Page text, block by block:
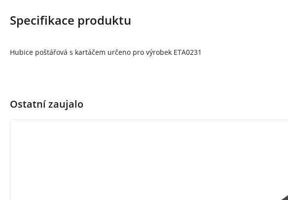
Specifikace produktu
Hubice poštářová s kartáčem určeno pro výrobek ETA0231
Ostatní zaujalo